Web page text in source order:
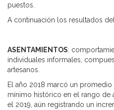
puestos.
A continuación los resultados
ASENTAMIENTOS:
individuales informales,
artesanos.
El año 2018 marcó un promedio
mínimo histórico en el rango de
el 2019, aún registrando un